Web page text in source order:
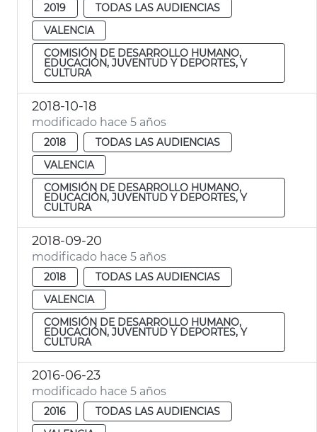
2019
TODAS LAS AUDIENCIAS
VALENCIA
COMISIÓN DE DESARROLLO HUMANO,
EDUCACIÓN, JUVENTUD Y DEPORTES, Y
CULTURA
2018-10-18
modificado hace 5 años
2018
TODAS LAS AUDIENCIAS
VALENCIA
COMISIÓN DE DESARROLLO HUMANO,
EDUCACIÓN, JUVENTUD Y DEPORTES, Y
CULTURA
2018-09-20
modificado hace 5 años
2018
TODAS LAS AUDIENCIAS
VALENCIA
COMISIÓN DE DESARROLLO HUMANO,
EDUCACIÓN, JUVENTUD Y DEPORTES, Y
CULTURA
2016-06-23
modificado hace 5 años
2016
TODAS LAS AUDIENCIAS